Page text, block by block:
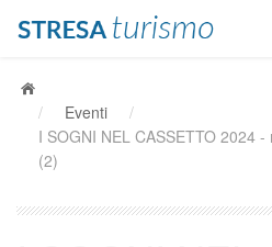
/ Eventi
/
I SOGNI NEL CASSETTO 2024
(2)